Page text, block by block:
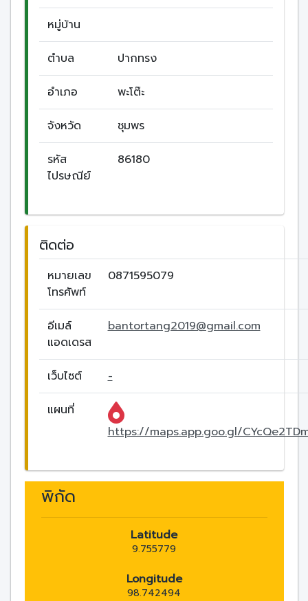
หมู่บ้าน
ตำบล ปากทรง
อำเภอ พะโต๊ะ
จังหวัด ชุมพร
รหัส
ไปรษณีย์
86180
ติดต่อ
หมายเลข
โทรศัพท์
0871595079
อีเมล์
แอดเดรส
bantortang2019@gmail.com
เว็บไซต์ -
แผนที่
https://maps.app.goo.gl/
พิกัด
Latitude
9.755779
Longitude
98.742494